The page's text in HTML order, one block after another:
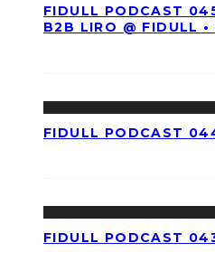
FIDULL PODCAST
B2B LIRO @ FIDULL
FIDULL PODCAST
FIDULL PODCAST